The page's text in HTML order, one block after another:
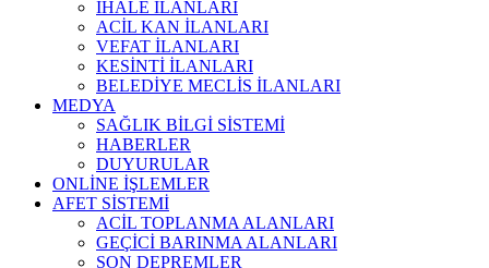
İHALE İLANLARI
ACİL KAN İLANLARI
VEFAT İLANLARI
KESİNTİ İLANLARI
BELEDİYE MECLİS İLANLARI
MEDYA
SAĞLIK BİLGİ SİSTEMİ
HABERLER
DUYURULAR
ONLİNE İŞLEMLER
AFET SİSTEMİ
ACİL TOPLANMA ALANLARI
GEÇİCİ BARINMA ALANLARI
SON DEPREMLER